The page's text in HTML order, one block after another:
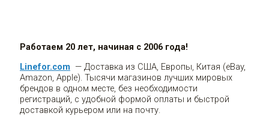
Работаем 20 лет, начиная с 2006 года!
Linefor.com — Доставка из США, Европы, Китая (eBay,
Amazon, Apple). Тысячи магазинов лучших мировых
брендов в одном месте, без необходимости
регистраций, с удобной формой оплаты и быстрой
доставкой курьером или на почту.